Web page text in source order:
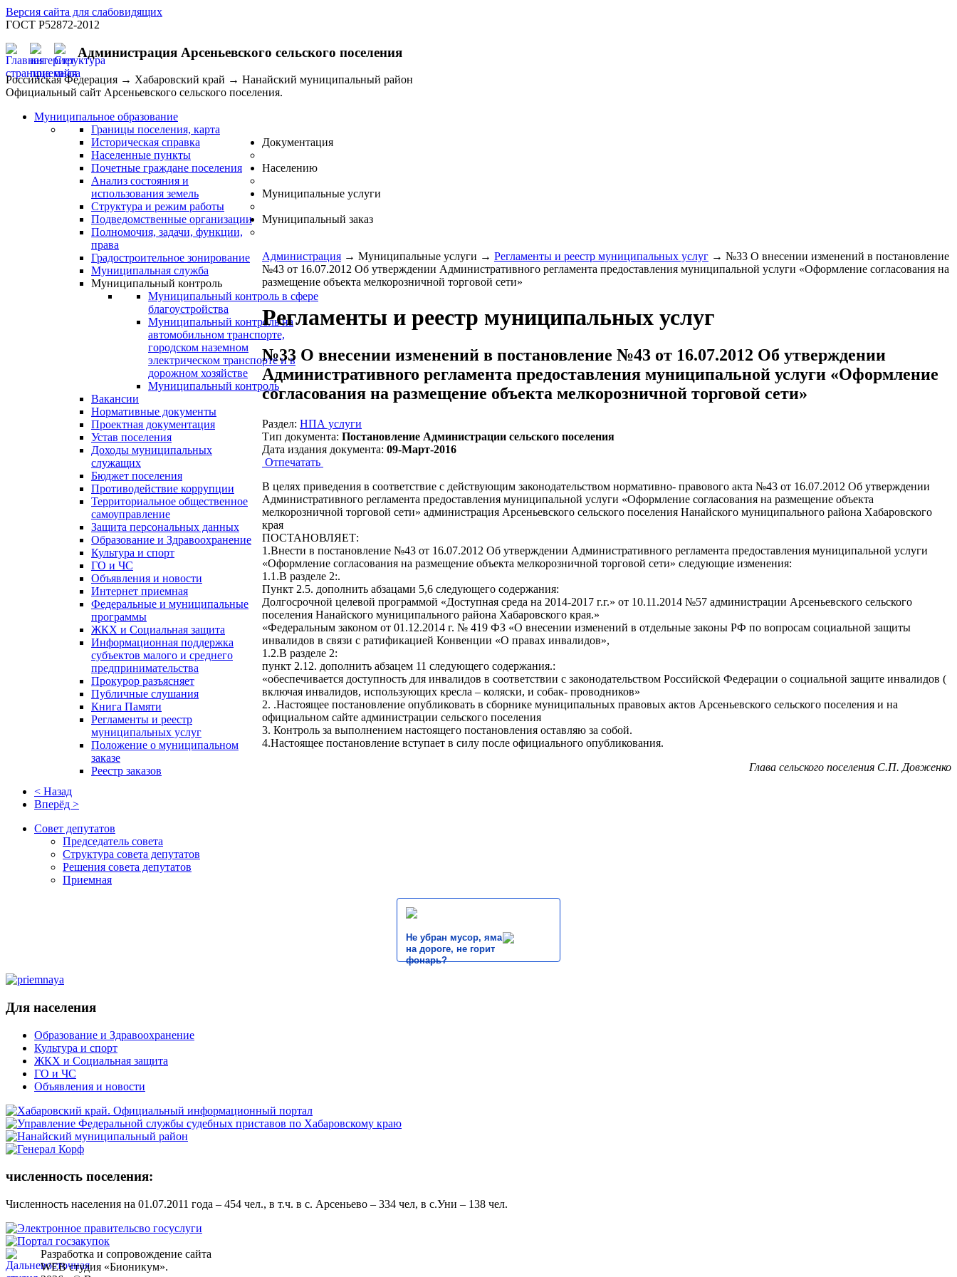
Версия сайта для слабовидящих
ГОСТ Р52872-2012
Администрация Арсеньевского сельского поселения
Российская Федерация → Хабаровский край → Нанайский муниципальный район
Официальный сайт Арсеньевского сельского поселения.
Муниципальное образование
Границы поселения, карта
Историческая справка
Населенные пункты
Почетные граждане поселения
Анализ состояния и
использования земель
Структура и режим работы
Подведомственные организации
Полномочия, задачи, функции,
права
Градостроительное зонирование
Муниципальная служба
Муниципальный контроль
Муниципальный контроль в сфере
благоустройства
Муниципальный контроль на
автомобильном транспорте,
городском наземном
электрическом транспорте и в
дорожном хозяйстве
Муниципальный контроль
Вакансии
Документация
Нормативные документы
Проектная документация
Устав поселения
Доходы муниципальных
служащих
Бюджет поселения
Противодействие коррупции
Территориальное общественное
самоуправление
Защита персональных данных
Населению
Образование и Здравоохранение
Культура и спорт
ГО и ЧС
Объявления и новости
Интернет приемная
Федеральные и муниципальные
программы
ЖКХ и Социальная защита
Информационная поддержка
субъектов малого и среднего
предпринимательства
Прокурор разъясняет
Публичные слушания
Книга Памяти
Муниципальные услуги
Регламенты и реестр
муниципальных услуг
Муниципальный заказ
Положение о муниципальном
заказе
Реестр заказов
Администрация → Муниципальные услуги → Регламенты и реестр муниципальных услуг → №33 О внесении изменений в постановление
№43 от 16.07.2012 Об утверждении Административного регламента предоставления муниципальной услуги «Оформление согласования на
размещение объекта мелкорозничной торговой сети»
Регламенты и реестр муниципальных услуг
№33 О внесении изменений в постановление №43 от 16.07.2012 Об утверждении
Административного регламента предоставления муниципальной услуги «Оформление
согласования на размещение объекта мелкорозничной торговой сети»
Раздел: НПА услуги
Тип документа: Постановление Администрации сельского поселения
Дата издания документа: 09-Март-2016
Отпечатать
В целях приведения в соответствие с действующим законодательством нормативно- правового акта №43 от 16.07.2012 Об утверждении
Административного регламента предоставления муниципальной услуги «Оформление согласования на размещение объекта
мелкорозничной торговой сети» администрация Арсеньевского сельского поселения Нанайского муниципального района Хабаровского
края
ПОСТАНОВЛЯЕТ:
1.Внести в постановление №43 от 16.07.2012 Об утверждении Административного регламента предоставления муниципальной услуги
«Оформление согласования на размещение объекта мелкорозничной торговой сети» следующие изменения:
1.1.В разделе 2:.
Пункт 2.5. дополнить абзацами 5,6 следующего содержания:
Долгосрочной целевой программой «Доступная среда на 2014-2017 г.г.» от 10.11.2014 №57 администрации Арсеньевского сельского
поселения Нанайского муниципального района Хабаровского края.»
«Федеральным законом от 01.12.2014 г. № 419 ФЗ «О внесении изменений в отдельные законы РФ по вопросам социальной защиты
инвалидов в связи с ратификацией Конвенции «О правах инвалидов»,
1.2.В разделе 2:
пункт 2.12. дополнить абзацем 11 следующего содержания.:
«обеспечивается доступность для инвалидов в соответствии с законодательством Российской Федерации о социальной защите инвалидов (
включая инвалидов, использующих кресла – коляски, и собак- проводников»
2. .Настоящее постановление опубликовать в сборнике муниципальных правовых актов Арсеньевского сельского поселения и на
официальном сайте администрации сельского поселения
3. Контроль за выполнением настоящего постановления оставляю за собой.
4.Настоящее постановление вступает в силу после официального опубликования.
Глава сельского поселения С.П. Довженко
< Назад
Вперёд >
Совет депутатов
Председатель совета
Структура совета депутатов
Решения совета депутатов
Приемная
Не убран мусор, яма
на дороге, не горит
фонарь?
Для населения
Образование и Здравоохранение
Культура и спорт
ЖКХ и Социальная защита
ГО и ЧС
Объявления и новости
численность поселения:
Численность населения на 01.07.2011 года – 454 чел., в т.ч. в с. Арсеньево – 334 чел, в с.Уни – 138 чел.
Разработка и сопровождение сайта
WEB студия «Бионикум».